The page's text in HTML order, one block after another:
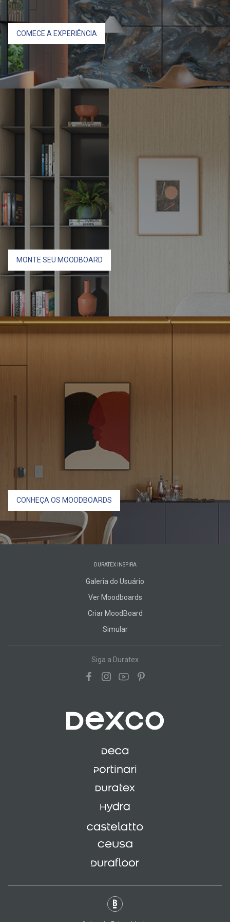
COMECE A EXPERIÊNCIA
Monte o seu
moodboard
Faça sua combinação de padrões, crie seumoodboard e
envie para nossa galeria.
MONTE SEU MOODBOARD
Conheça os
moodboards
Selecione um padrão Duratex e conheça nossas
CONHEÇA OS MOODBOARDS
DURATEX INSPIRA
Galeria do Usuário
Ver Moodboards
Criar MoodBoard
Simular
Siga a Duratex